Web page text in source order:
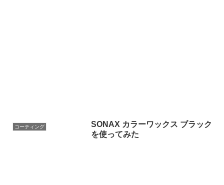
コーティング
SONAX カラーワックス ブラック
を使ってみた